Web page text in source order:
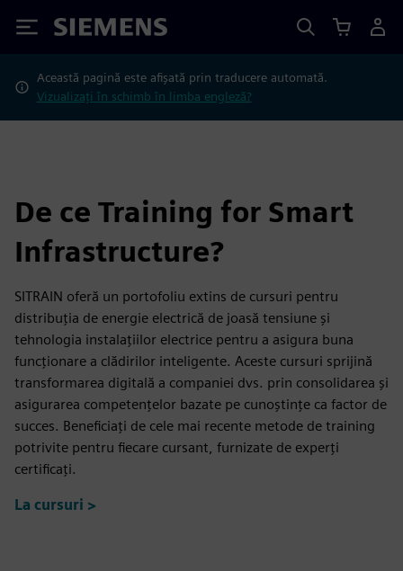
Siemens
Această pagină este afișată prin traducere automată.
Vizualizați în schimb în limba engleză?
De ce Training for Smart
Infrastructure?
SITRAIN oferă un portofoliu extins de cursuri pentru
distribuția de energie electrică de joasă tensiune și
tehnologia instalațiilor electrice pentru a asigura buna
funcționare a clădirilor inteligente. Aceste cursuri sprijină
transformarea digitală a companiei dvs. prin consolidarea și
asigurarea competențelor bazate pe cunoștințe ca factor de
succes. Beneficiați de cele mai recente metode de training
potrivite pentru fiecare cursant, furnizate de experți
certificați.
La cursuri >